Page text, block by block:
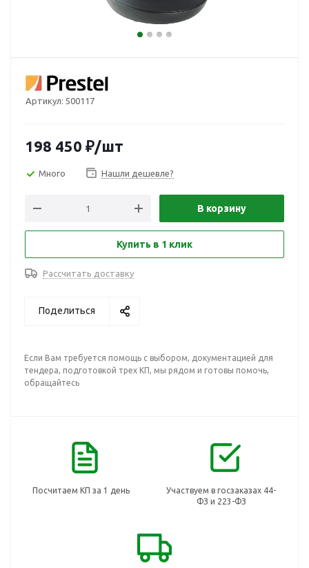
Артикул: 500117
198 450 ₽/шт
Много Нашли дешевле?
В корзину
Купить в 1 клик
Рассчитать доставку
Поделиться
Если Вам требуется помощь с выбором, документацией для
тендера, подготовкой трех КП, мы рядом и готовы помочь,
обращайтесь
Посчитаем КП за 1 день
Участвуем в госзаказах 44-
ФЗ и 223-ФЗ